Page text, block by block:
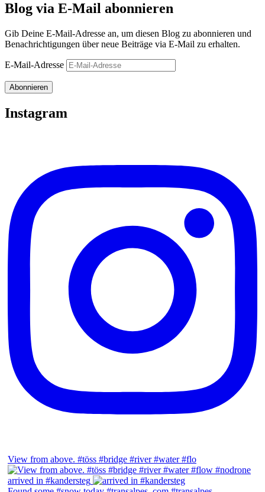
Blog via E-Mail abonnieren
Gib Deine E-Mail-Adresse an, um diesen Blog zu abonnieren und
Benachrichtigungen über neue Beiträge via E-Mail zu erhalten.
E-Mail-Adresse
Abonnieren
Instagram
View from above. #töss #bridge #river #water #flo
arrived in #kandersteg